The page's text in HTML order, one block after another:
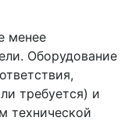
менее
Оборудование
требуется) и
технической